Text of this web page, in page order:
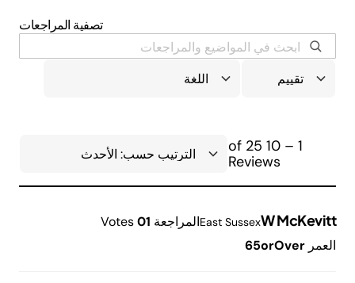
تصفية المراجعات
1 – 10 of 25
Reviews
W McKevitt
East Sussexالمراجعة 1
Votes0
العمر 65orOver